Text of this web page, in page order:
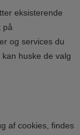
eksisterende
på
og services du
huske de valg
af cookies, findes